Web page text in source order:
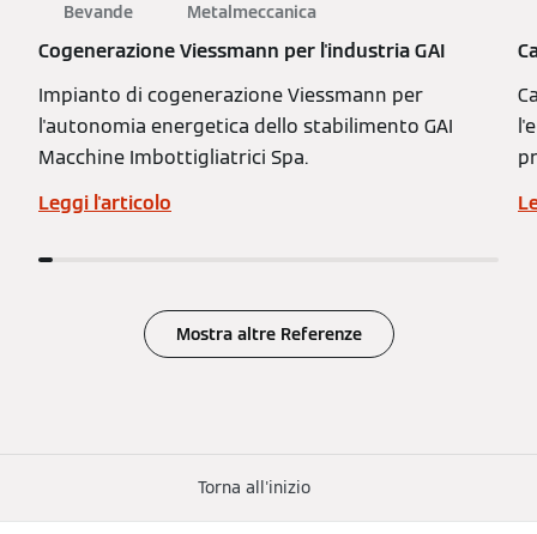
Bevande Metalmeccanica
Cogenerazione Viessmann per l'industria GAI
Impianto di cogenerazione Viessmann per
l'autonomia energetica dello stabilimento GAI
Macchine Imbottigliatrici Spa.
Leggi l'articolo
Mostra altre Referenze
Torna all'inizio